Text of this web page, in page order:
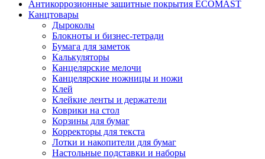
Антикоррозионные защитные покрытия ECOMAST
Канцтовары
Дыроколы
Блокноты и бизнес-тетради
Бумага для заметок
Калькуляторы
Канцелярские мелочи
Канцелярские ножницы и ножи
Клей
Клейкие ленты и держатели
Коврики на стол
Корзины для бумаг
Корректоры для текста
Лотки и накопители для бумаг
Настольные подставки и наборы